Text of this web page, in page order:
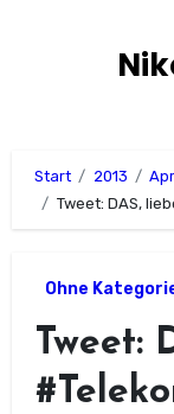
Start 2013
Tweet: DAS,
Ohne
Tweet: